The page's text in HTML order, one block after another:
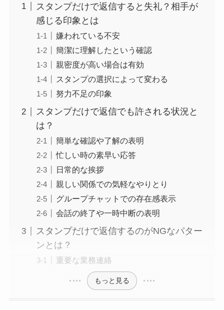
スタンプだけで返信すると失礼？相手が
感じる印象とは
嫌われている不安
簡潔に理解したという確認
親密度が高い場合は有効
スタンプの選択によって変わる
努力不足の印象
スタンプだけで返信でも許される状況と
は？
簡単な確認や了解の表明
忙しい時の素早い応答
日常的な挨拶
親しい関係での気軽なやりとり
グループチャットでの存在感表示
会話の終了や一時中断の表明
スタンプだけで返信するのがNGなパター
ンとは？
重要な業務連絡
もっと見る